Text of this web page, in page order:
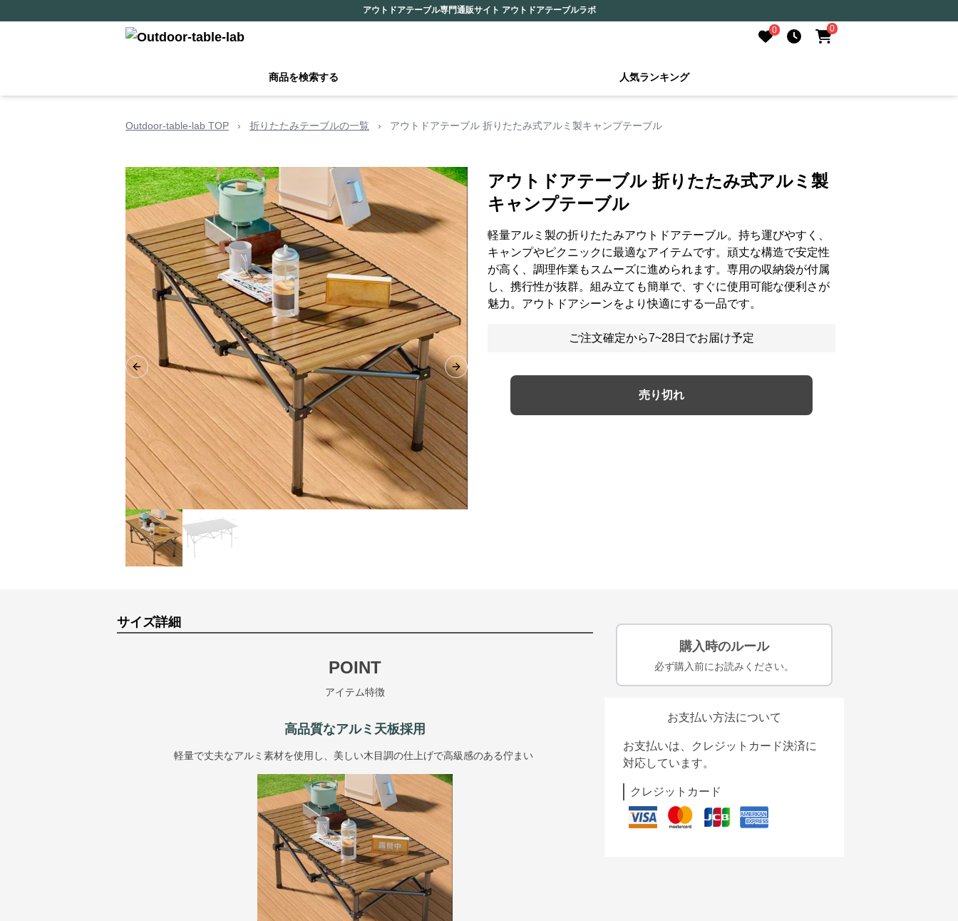
アウトドアテーブル専門通販サイト アウトドアテーブルラボ
0
0
商品を検索する 人気ランキング
Outdoor-table-lab TOP › 折りたたみテーブルの一覧 › アウトドアテーブル 折りたたみ式アルミ製キャンプテーブル
Previous slide Next slide
アウトドアテーブル 折りたたみ式アルミ製
キャンプテーブル
軽量アルミ製の折りたたみアウトドアテーブル。持ち運びやすく、
キャンプやピクニックに最適なアイテムです。頑丈な構造で安定性
が高く、調理作業もスムーズに進められます。専用の収納袋が付属
し、携行性が抜群。組み立ても簡単で、すぐに使用可能な便利さが
魅力。アウトドアシーンをより快適にする一品です。
ご注文確定から7~28日でお届け予定
売り切れ
サイズ詳細
POINT
アイテム特徴
高品質なアルミ天板採用
軽量で丈夫なアルミ素材を使用し、美しい木目調の仕上げで高級感のある佇まい
購入時のルール
必ず購入前にお読みください。
お支払い方法について
お支払いは、クレジットカード決済に
対応しています。
クレジットカード